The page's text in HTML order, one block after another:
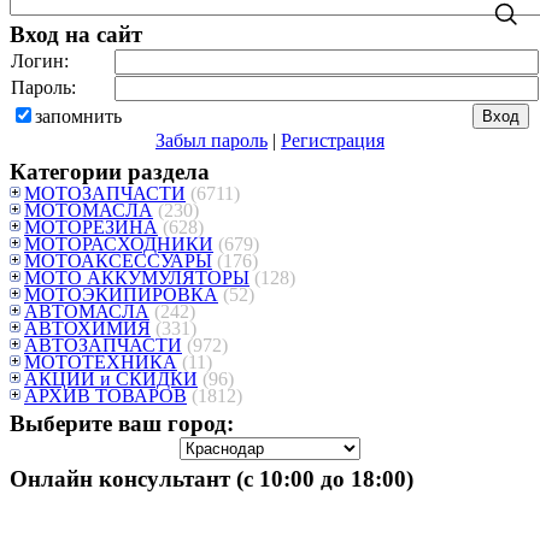
Вход на сайт
Логин:
Пароль:
запомнить
Забыл пароль | Регистрация
Категории раздела
МОТОЗАПЧАСТИ (6711)
МОТОМАСЛА (230)
МОТОРЕЗИНА (628)
МОТОРАСХОДНИКИ (679)
МОТОАКСЕССУАРЫ (176)
МОТО АККУМУЛЯТОРЫ (128)
МОТОЭКИПИРОВКА (52)
АВТОМАСЛА (242)
АВТОХИМИЯ (331)
АВТОЗАПЧАСТИ (972)
МОТОТЕХНИКА (11)
АКЦИИ и СКИДКИ (96)
АРХИВ ТОВАРОВ (1812)
Выберите ваш город:
Онлайн консультант (с 10:00 до 18:00)